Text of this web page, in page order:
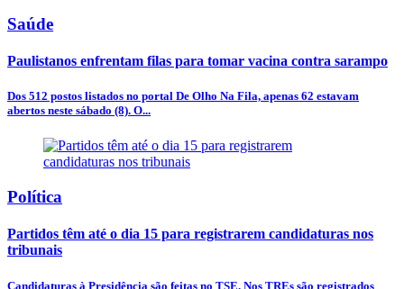
Saúde
Paulistanos enfrentam filas para tomar vacina contra sarampo
Dos 512 postos listados no portal De Olho Na Fila, apenas 62 estavam
abertos neste sábado (8). O...
Política
Partidos têm até o dia 15 para registrarem candidaturas nos
tribunais
Candidaturas à Presidência são feitas no TSE. Nos TREs são registrados